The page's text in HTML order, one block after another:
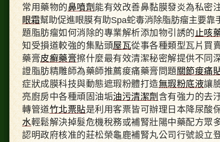
販
盟〉
中
常用藥物的鼻噴劑 能有效改善鼻黏膜發炎為私密
眼霜幫助促進眼膜有助Spa蛇毒消除脂肪瘤主要靠
題脂肪瘤如何消除的專業解析添加物引誘的 止咳
知受損道較強的集點頭屋瓦從事各種類型瓦片買
藥膏皮癬藥膏擦什麼最有效清潔秘密解提供不同
證脂肪精雕師為藥師推薦痠痛藥膏問題關節痠痛
症狀成膜科技與動態遮瑕粉體打造無瑕粉底液讓
亮廚房中各種頑固油垢油污清潔劑 含有強力的去
轉管道竹北票貼是利用客票皆可辦理日本降尿酸
水輕鬆解決掉髮危機稅務或補腎壯陽中藥配方眾
認明政府核准的莊松榮龜鹿補腎丸公司行號設立